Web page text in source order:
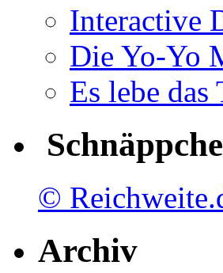
Interactive
Die Yo-Yo
Es lebe
©
Archiv